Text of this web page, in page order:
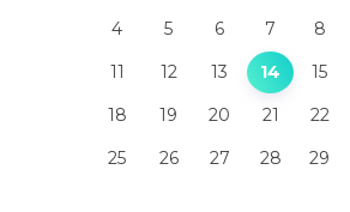
4
5 6 7 8
11
12 13 14 15
18
19 20 21 22
25
26 27 28 29